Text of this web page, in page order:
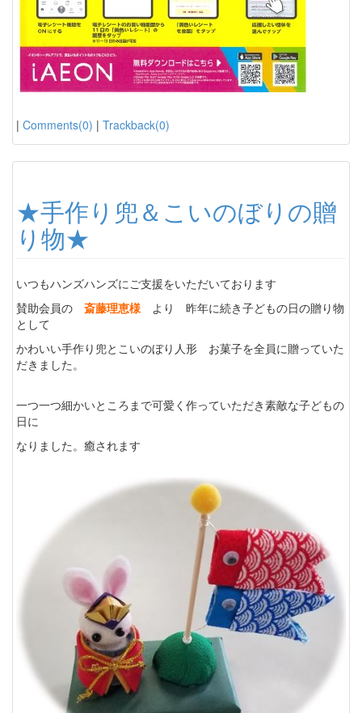
| Comments(0) | Trackback(0)
★手作り兜＆こいのぼりの贈
り物★
いつもハンズハンズにご支援をいただいております
賛助会員の 斎藤理恵様 より 昨年に続き子どもの日の贈り物
として
かわいい手作り兜とこいのぼり人形 お菓子を全員に贈っていた
だきました。
一つ一つ細かいところまで可愛く作っていただき素敵な子どもの
日に
なりました。癒されます